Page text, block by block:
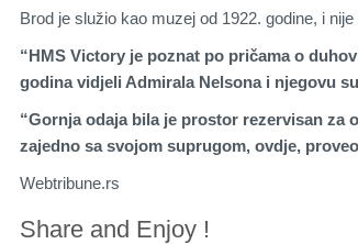
Brod je služio kao muzej od 1922. godine, i
“HMS Victory je poznat po pričama o
godina vidjeli Admirala Nelsona i njegovu
“Gornja odaja bila je prostor rezervisan za
zajedno sa svojom suprugom, ovdje,
Webtribune.rs
Share and Enjoy !